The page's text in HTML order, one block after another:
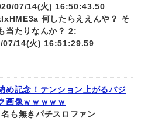
07/14(火) 16:50:43.50
何したらええんや？ そ
当たりなんか？ 2:
07/14(火) 16:51:29.59
め記念！テンション上がるバジ
画像ｗｗｗｗｗ
も無きパチスロファン